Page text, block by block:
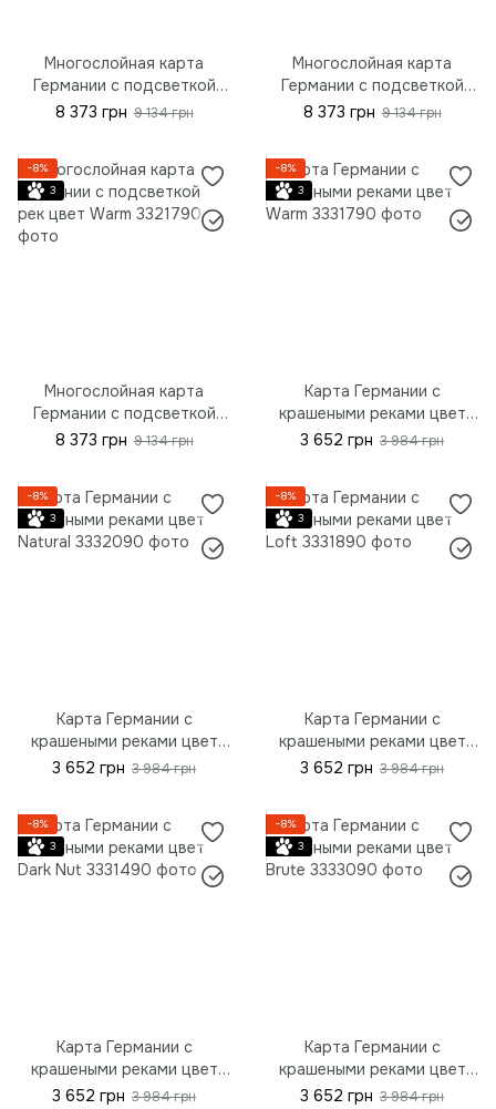
Многослойная карта
Германии с подсветкой
рек цвет Brute, S - 90*67
8 373 грн 9 134 грн
Многослойная карта
Германии с подсветкой
рек цвет Black&White, S -
8 373 грн 9 134 грн
−8%
3
Многослойная карта
Германии с подсветкой
рек цвет Warm, S - 90*67
8 373 грн 9 134 грн
−8%
3
Карта Германии с
крашеными реками цвет
Warm, S - 90*67 см
3 652 грн 3 984 грн
−8%
3
Карта Германии с
крашеными реками цвет
Natural, S - 90*67 см
3 652 грн 3 984 грн
−8%
3
Карта Германии с
крашеными реками цвет
Loft, S - 90*67 см
3 652 грн 3 984 грн
−8%
3
Карта Германии с
крашеными реками цвет
Dark Nut, S - 90*67 см
3 652 грн 3 984 грн
−8%
3
Карта Германии с
крашеными реками цвет
Brute, S - 90*67 см
3 652 грн 3 984 грн